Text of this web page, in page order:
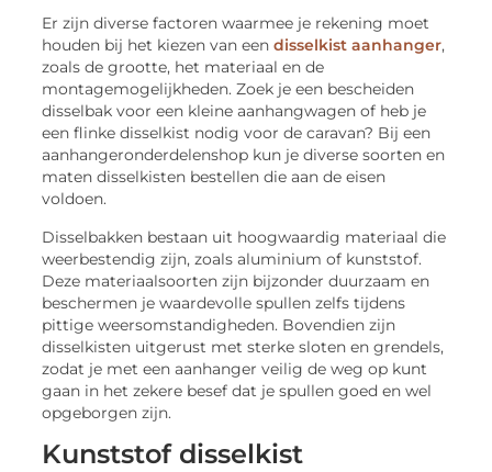
Er zijn diverse factoren waarmee je rekening moet
houden bij het kiezen van eendisselkist aanhanger,
zoals de grootte, het materiaal en de
montagemogelijkheden. Zoek je een bescheiden
disselbak voor een kleine aanhangwagen of heb je
een flinke disselkist nodig voor de caravan? Bij een
aanhangeronderdelenshop kun je diverse soorten en
maten disselkisten bestellen die aan de eisen
voldoen.
Disselbakken bestaan uit hoogwaardig materiaal die
weerbestendig zijn, zoals aluminium of kunststof.
Deze materiaalsoorten zijn bijzonder duurzaam en
beschermen je waardevolle spullen zelfs tijdens
pittige weersomstandigheden. Bovendien zijn
disselkisten uitgerust met sterke sloten en grendels,
zodat je met een aanhanger veilig de weg op kunt
gaan in het zekere besef dat je spullen goed en wel
opgeborgen zijn.
Kunststof disselkist